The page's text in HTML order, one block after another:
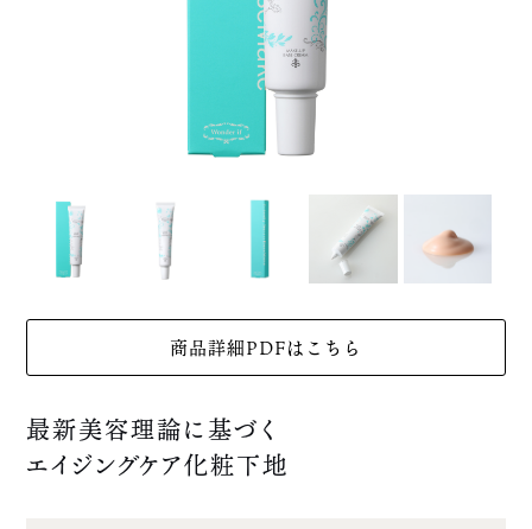
商品詳細PDFはこちら
最新美容理論に基づく
エイジングケア化粧下地